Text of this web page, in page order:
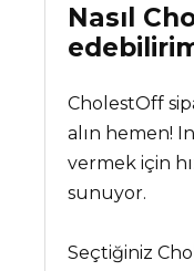
Nasıl
CholestOff
alın hemen!
vermek için
sunuyor.
Seçtiğiniz